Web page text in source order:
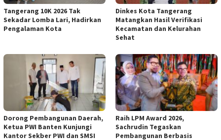
Tangerang 10K 2026 Tak
Sekadar Lomba Lari, Hadirkan
Pengalaman Kota
Dinkes Kota Tangerang
Matangkan Hasil Verifikasi
Kecamatan dan Kelurahan
Sehat
Dorong Pembangunan Daerah,
Ketua PWI Banten Kunjungi
Kantor Sekber PWI dan SMSI
Raih LPM Award 2026,
Sachrudin Tegaskan
Pembangunan Berbasis